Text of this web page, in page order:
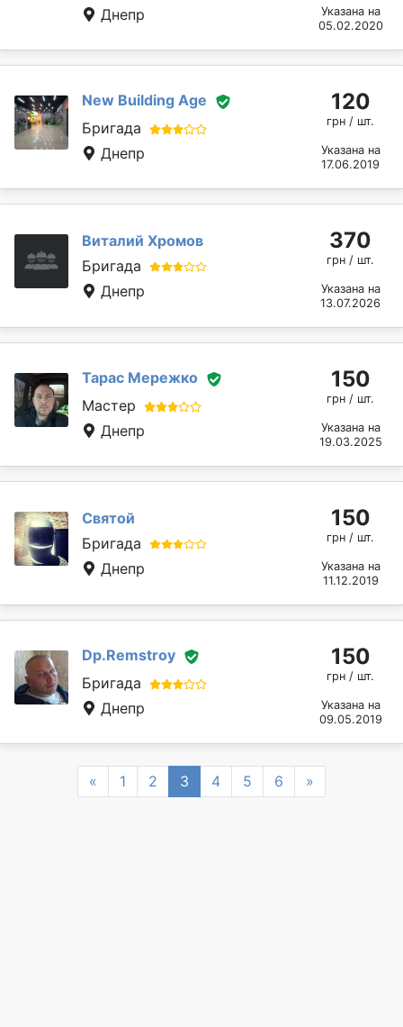
Днепр
Указана на
05.02.2020
New Building Age
Бригада
Днепр
120
грн / шт.
Указана на
17.06.2019
Виталий Хромов
Бригада
Днепр
370
грн / шт.
Указана на
13.07.2026
Тарас Мережко
Мастер
Днепр
150
грн / шт.
Указана на
19.03.2025
Святой
Бригада
Днепр
150
грн / шт.
Указана на
11.12.2019
Dp.Remstroy
Бригада
Днепр
150
грн / шт.
Указана на
09.05.2019
« Previous
1 2 3 4 5 6 »